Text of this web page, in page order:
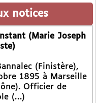
notices
(Marie Joseph
(Finistère),
1895 à Marseille
Officier de
(…)